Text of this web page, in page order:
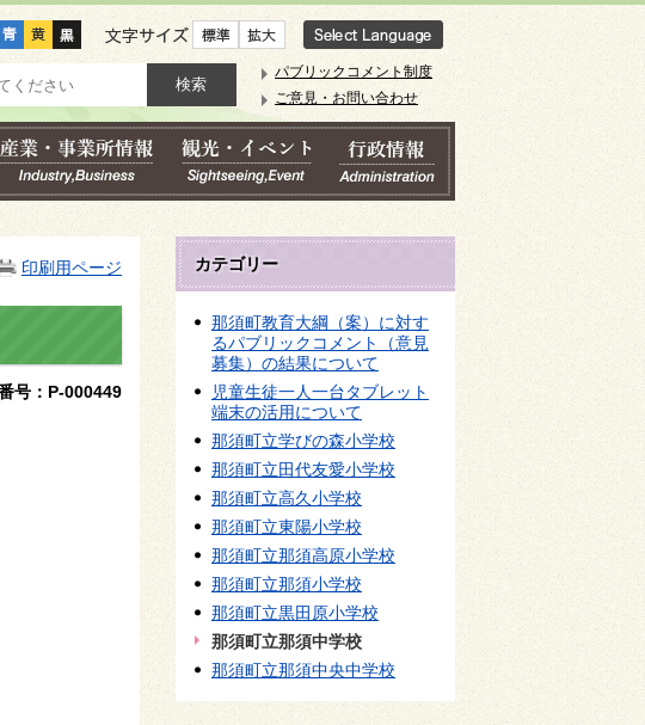
文字サイズ
パブリックコメント制度
ご意見・お問い合わせ
印刷用ページ
号：P-000449
カテゴリー
那須町教育大綱（案）に対す
るパブリックコメント（意見
募集）の結果について
児童生徒一人一台タブレット
端末の活用について
那須町立学びの森小学校
那須町立田代友愛小学校
那須町立高久小学校
那須町立東陽小学校
那須町立那須高原小学校
那須町立那須小学校
那須町立黒田原小学校
那須町立那須中学校
那須町立那須中央中学校